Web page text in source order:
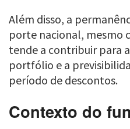
Além disso, a
porte nacional, mesmo
tende a contribuir para
portfólio e a
período de descontos.
Contexto do